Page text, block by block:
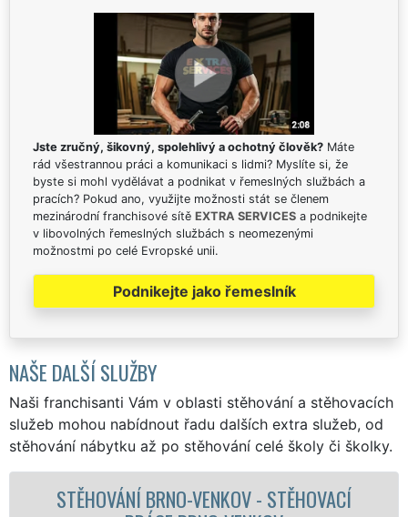
Jste zručný, šikovný, spolehlivý a ochotný člověk? Máte
rád všestrannou práci a komunikaci s lidmi? Myslíte si, že
byste si mohl vydělávat a podnikat v řemeslných službách a
pracích? Pokud ano, využijte možnosti stát se členem
mezinárodní franchisové sítě EXTRA SERVICES a podnikejte
v libovolných řemeslných službách s neomezenými
možnostmi po celé Evropské unii.
Podnikejte jako řemeslník
NAŠE DALŠÍ SLUŽBY
Naši franchisanti Vám v oblasti stěhování a stěhovacích
služeb mohou nabídnout řadu dalších extra služeb, od
stěhování nábytku až po stěhování celé školy či školky.
STĚHOVACÍ SLUŽBA BRNO-